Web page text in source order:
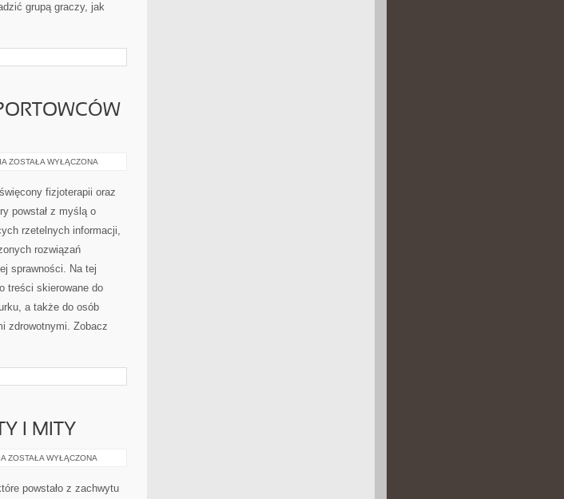
grupą graczy, jak
REHABILITACJA
SPORTOWCÓW
I
PRZECIĄŻENIOWE
ZOSTAŁA WYŁĄCZONA
fizjoterapii oraz
powstał z myślą o
rzetelnych informacji,
rozwiązań
sprawności. Na tej
treści skierowane do
a także do osób
zdrowotnymi. Zobacz
I MITY
PYTANIA
I
FAKTY
ZOSTAŁA WYŁĄCZONA
powstało z zachwytu